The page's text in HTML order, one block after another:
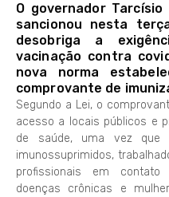
O governador
sancionou nesta
desobriga a
vacinação contra
nova norma
comprovante de
Segundo a Lei, o
acesso a locais públicos e
de saúde, uma vez que
imunossuprimidos,
profissionais em
doenças crônicas e